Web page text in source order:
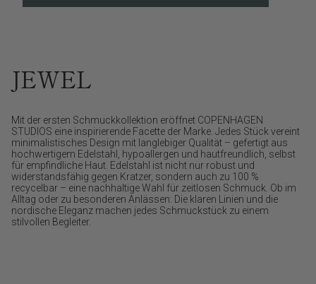
JEWEL
Mit der ersten Schmuckkollektion eröffnet COPENHAGEN
STUDIOS eine inspirierende Facette der Marke. Jedes Stück vereint
minimalistisches Design mit langlebiger Qualität – gefertigt aus
hochwertigem Edelstahl, hypoallergen und hautfreundlich, selbst
für empfindliche Haut. Edelstahl ist nicht nur robust und
widerstandsfähig gegen Kratzer, sondern auch zu 100 %
recycelbar – eine nachhaltige Wahl für zeitlosen Schmuck. Ob im
Alltag oder zu besonderen Anlässen: Die klaren Linien und die
nordische Eleganz machen jedes Schmuckstück zu einem
stilvollen Begleiter.